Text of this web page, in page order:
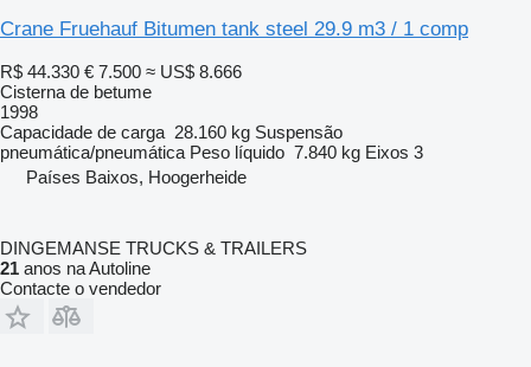
Crane Fruehauf Bitumen tank steel 29.9 m3 / 1 comp
R$ 44.330 € 7.500 ≈ US$ 8.666
Cisterna de betume
1998
Capacidade de carga 28.160 kg Suspensão
pneumática/pneumática Peso líquido 7.840 kg Eixos 3
Países Baixos, Hoogerheide
DINGEMANSE TRUCKS & TRAILERS
21 anos na Autoline
Contacte o vendedor